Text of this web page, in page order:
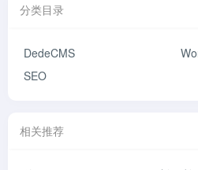
分类目录
DedeCMS
SEO
相关推荐